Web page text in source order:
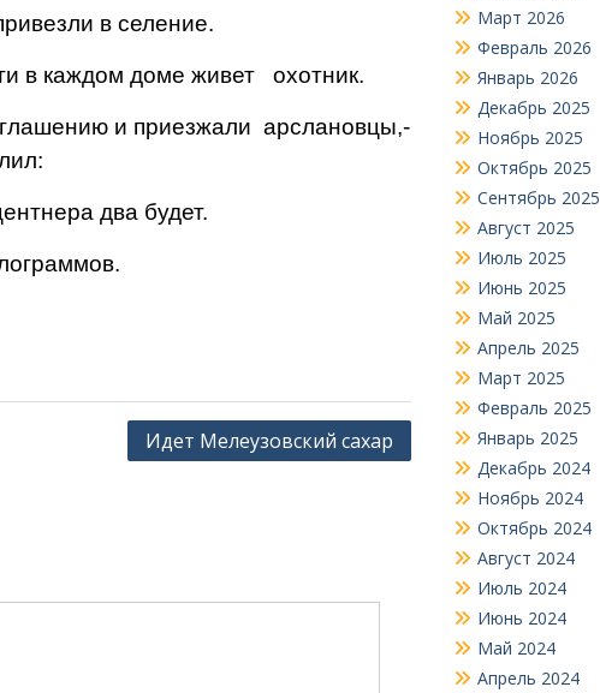
в се­ление.
каждом доме живет охотник.
и приезжали арслановцы,-
два будет.
Идет Мелеузовский сахар
Март 2026
Февраль 2026
Январь 2026
Декабрь 2025
Ноябрь 2025
Октябрь 2025
Сентябрь 2025
Август 2025
Июль 2025
Июнь 2025
Май 2025
Апрель 2025
Март 2025
Февраль 2025
Январь 2025
Декабрь 2024
Ноябрь 2024
Октябрь 2024
Август 2024
Июль 2024
Июнь 2024
Май 2024
Апрель 2024